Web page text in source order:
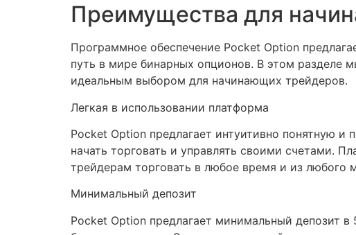
Преимущества для
Программное обеспечение Pocket Option
путь в мире бинарных опционов. В этом разделе
идеальным выбором для начинающих трейдеров.
Легкая в использовании платформа
Pocket Option предлагает интуитивно понятную
начать торговать и управлять своими счетами.
трейдерам торговать в любое время и из любого
Минимальный депозит
Pocket Option предлагает минимальный депозит